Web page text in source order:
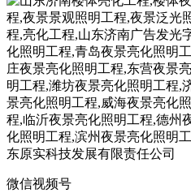
微信视频号